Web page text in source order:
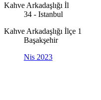
Kahve Arkadaşlığı İl
34 - Istanbul
Kahve Arkadaşlığı İlçe 1
Başakşehir
Nis 2023